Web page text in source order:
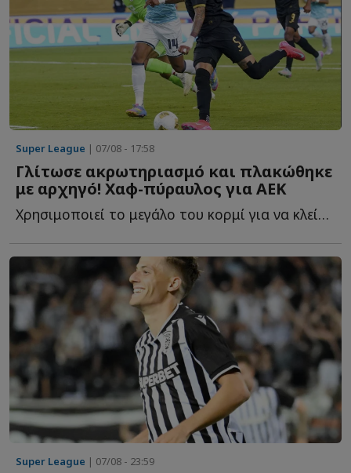
Super League | 07/08 - 17:58
Γλίτωσε ακρωτηριασμό και πλακώθηκε
με αρχηγό! Χαφ-πύραυλος για ΑΕΚ
Χρησιμοποιεί το μεγάλο του κορμί για να κλείσει χώρους, ν...
Super League | 07/08 - 23:59